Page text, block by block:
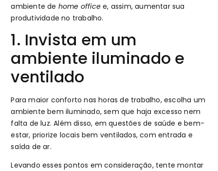
ambiente de home office e, assim, aumentar sua
produtividade no trabalho.
1. Invista em um
ambiente iluminado e
ventilado
Para maior conforto nas horas de trabalho, escolha um
ambiente bem iluminado, sem que haja excesso nem
falta de luz. Além disso, em questões de saúde e bem-
estar, priorize locais bem ventilados, com entrada e
saída de ar.
Levando esses pontos em consideração, tente montar